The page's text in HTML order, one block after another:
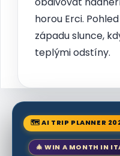
horou Erci.
západu slunce,
teplými odstíny.
🗺 AI TRIP PLANNER
🎄 WIN A MONTH IN